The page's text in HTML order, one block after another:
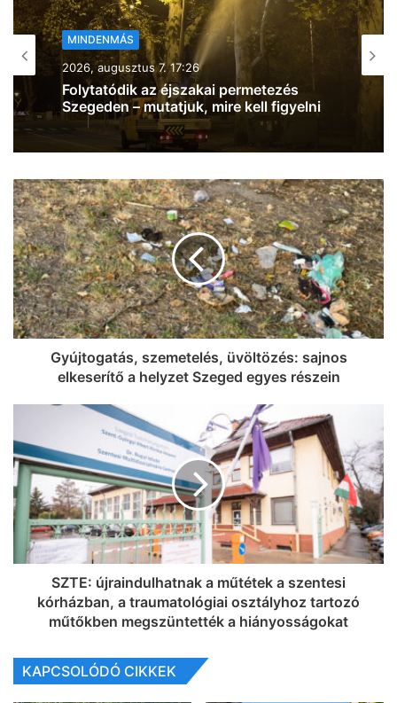
MINDENMÁS
2026, augusztus 7. 16:27
„Az emberi gondatlanság határtalan” –
az önkéntes tűzoltók videót osztottak
meg a csütörtöki tűzről, aminek a füstje
messzire ellátszódott Szegeden (videó)
Gyújtogatás, szemetelés, üvöltözés: sajnos
elkeserítő a helyzet Szeged egyes részein
SZTE: újraindulhatnak a műtétek a szentesi
kórházban, a traumatológiai osztályhoz tartozó
műtőkben megszüntették a hiányosságokat
KAPCSOLÓDÓ CIKKEK